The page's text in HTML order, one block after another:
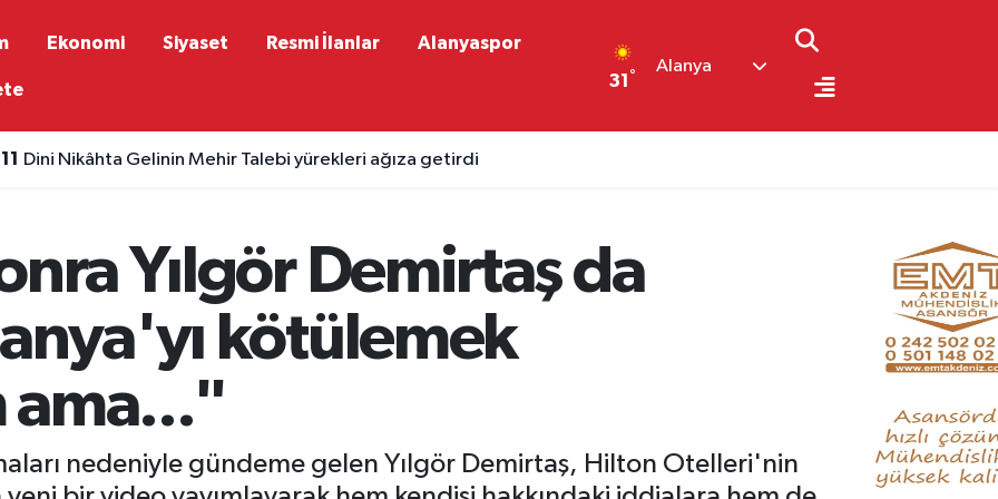
Ekonomi Siyaset Resmi İlanlar Alanyaspor
31 °
Alanya
Dini Nikâhta Gelinin Mehir Talebi yürekleri ağıza getirdi
Yılgör Demirtaş da
kötülemek
ama..."
nedeniyle gündeme gelen Yılgör Demirtaş, Hilton Otelleri'nin